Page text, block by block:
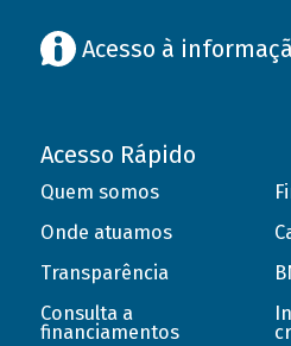
Acesso à
Acesso Rápido
Quem somos
Onde atuamos
Transparência
Consulta a
financiamentos